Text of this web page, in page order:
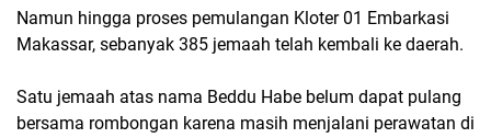
Namun hingga proses pemulangan Kloter 01 Embarkasi
Makassar, sebanyak 385 jemaah telah kembali ke daerah.
Satu jemaah atas nama Beddu Habe belum dapat pulang
bersama rombongan karena masih menjalani perawatan di